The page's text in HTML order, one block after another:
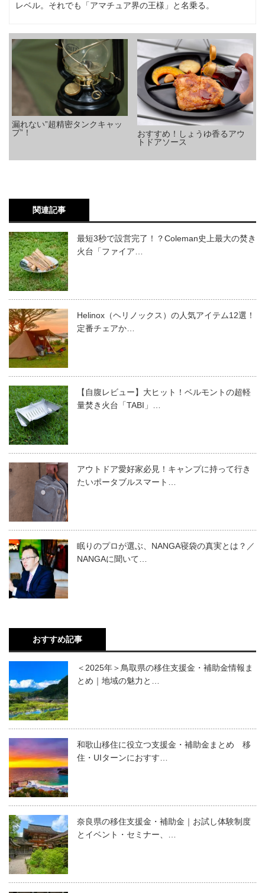
レベル。それでも「アマチュア界の王様」と名乗る。
漏れない”超精密タンクキャッ
プ”！
おすすめ！しょうゆ香るアウ
トドアソース
関連記事
最短3秒で設営完了！？Coleman史上最大の焚き
火台「ファイア…
Helinox（ヘリノックス）の人気アイテム12選！
定番チェアか…
【自腹レビュー】大ヒット！ベルモントの超軽
量焚き火台「TABI」…
アウトドア愛好家必見！キャンプに持って行き
たいポータブルスマート…
眠りのプロが選ぶ、NANGA寝袋の真実とは？／
NANGAに聞いて…
おすすめ記事
＜2025年＞鳥取県の移住支援金・補助金情報ま
とめ｜地域の魅力と…
和歌山移住に役立つ支援金・補助金まとめ 移
住・UIターンにおすす…
奈良県の移住支援金・補助金｜お試し体験制度
とイベント・セミナー、…